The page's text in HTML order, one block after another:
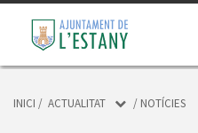
INICI / ACTUALITAT / NOTÍCIES